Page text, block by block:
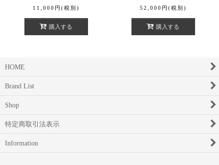
11,000 円 (税別)
購入する
52,000 円 (税別)
購入する
HOME
Brand List
Shop
特定商取引法表示
Information